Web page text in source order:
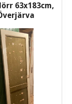
63x183cm,